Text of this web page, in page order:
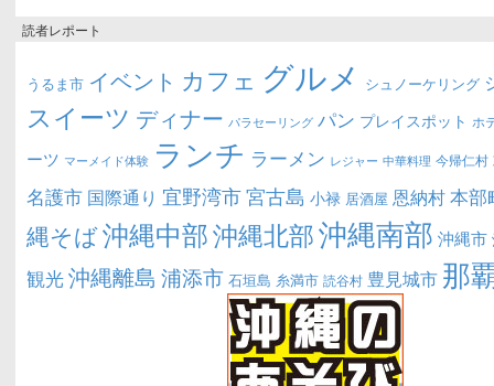
読者レポート
うるま市 イベント カフェ グルメ シュノーケリング
スイーツ ディナー パラセーリング パン プレイスポット ホ
ーツ マーメイド体験 ランチ ラーメン レジャー 中華料理 今帰仁村
名護市 国際通り 宜野湾市宮古島 小禄 居酒屋 恩納村本部
縄そば沖縄中部沖縄北部沖縄南部 沖縄市
観光沖縄離島 浦添市 石垣島 糸満市 読谷村 豊見城市 那